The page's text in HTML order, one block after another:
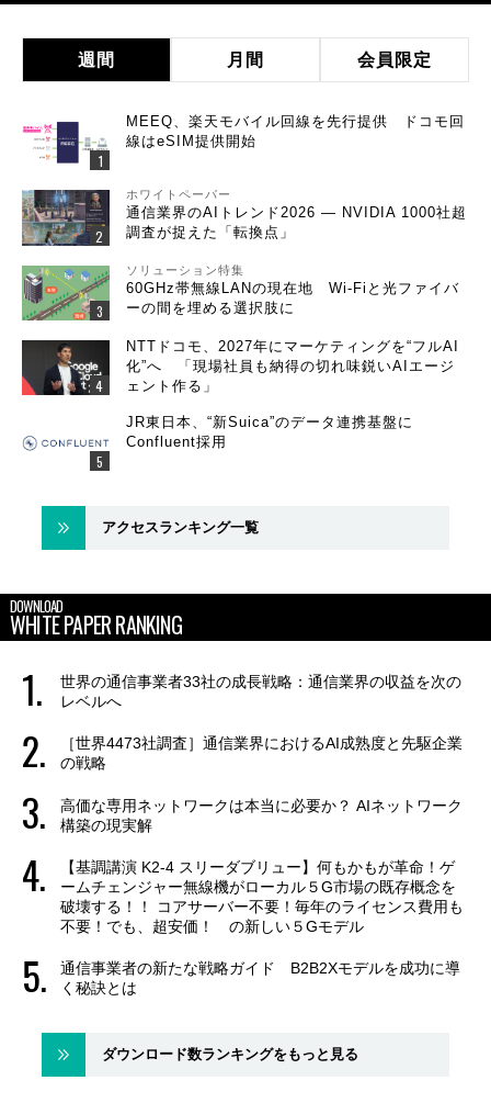
週間 月間 会員限定
MEEQ、楽天モバイル回線を先行提供 ドコモ回
線はeSIM提供開始
ホワイトペーパー
通信業界のAIトレンド2026 ― NVIDIA 1000社超
調査が捉えた「転換点」
ソリューション特集
60GHz帯無線LANの現在地 Wi-Fiと光ファイバ
ーの間を埋める選択肢に
NTTドコモ、2027年にマーケティングを“フルAI
化”へ 「現場社員も納得の切れ味鋭いAIエージ
ェント作る」
JR東日本、“新Suica”のデータ連携基盤に
Confluent採用
アクセスランキング一覧
DOWNLOAD
WHITE PAPER RANKING
世界の通信事業者33社の成長戦略：通信業界の収益を次の
レベルへ
［世界4473社調査］通信業界におけるAI成熟度と先駆企業
の戦略
高価な専用ネットワークは本当に必要か？ AIネットワーク
構築の現実解
【基調講演 K2-4 スリーダブリュー】何もかもが革命！ゲ
ームチェンジャー無線機がローカル５G市場の既存概念を
破壊する！！ コアサーバー不要！毎年のライセンス費用も
不要！でも、超安価！ の新しい５Gモデル
通信事業者の新たな戦略ガイド B2B2Xモデルを成功に導
く秘訣とは
ダウンロード数ランキングをもっと見る